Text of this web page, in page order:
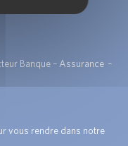
Banque – Assurance –
vous rendre dans notre